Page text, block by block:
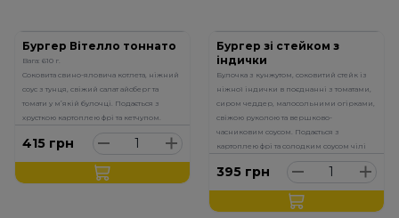
Бургер Вітелло тоннато
Вага: 610 г.
Соковита свино-яловича котлета, ніжний
соус з тунця, свіжий салат айсберг та
томати у м’якій булочці. Подається з
хрусткою картоплею фрі та кетчупом.
415 грн
Бургер зі стейком з
індички
Булочка з кунжутом, соковитий стейк із
ніжної індички в поєднанні з томатами,
сиром чеддер, малосольними огірками,
свіжою руколою та вершково-
часниковим соусом. Подається з
картоплею фрі та солодким соусом чілі
395 грн